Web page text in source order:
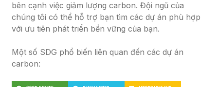
bên cạnh việc giảm lượng carbon. Đội ngũ của
chúng tôi có thể hỗ trợ bạn tìm các dự án phù hợp
với ưu tiên phát triển bền vững của bạn.
Một số SDG phổ biến liên quan đến các dự án
carbon: